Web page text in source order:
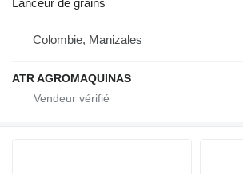
Lanceur de grains
Colombie, Manizales
ATR AGROMAQUINAS